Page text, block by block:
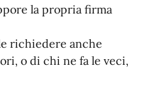
la propria firma
richiedere anche
o di chi ne fa le veci,